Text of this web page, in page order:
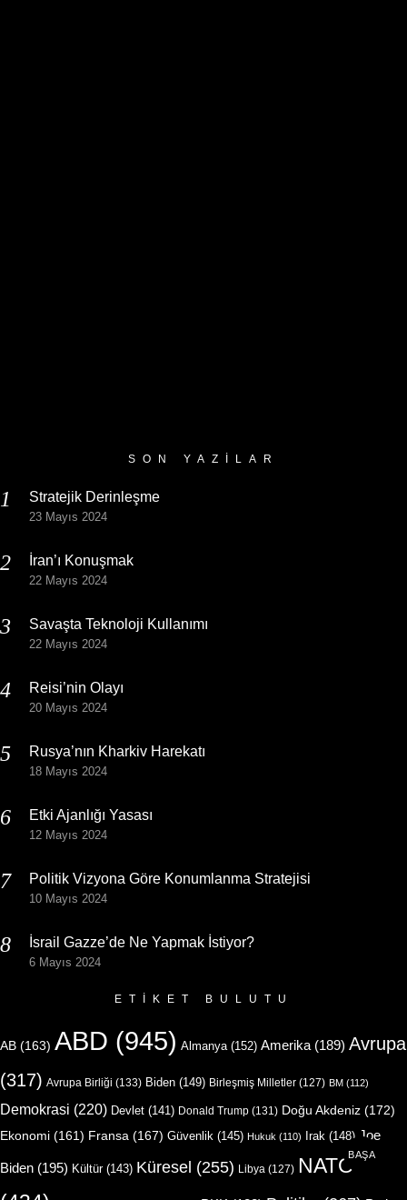
SON YAZILAR
Stratejik Derinleşme
23 Mayıs 2024
İran’ı Konuşmak
22 Mayıs 2024
Savaşta Teknoloji Kullanımı
22 Mayıs 2024
Reisi’nin Olayı
20 Mayıs 2024
Rusya’nın Kharkiv Harekatı
18 Mayıs 2024
Etki Ajanlığı Yasası
12 Mayıs 2024
Politik Vizyona Göre Konumlanma Stratejisi
10 Mayıs 2024
İsrail Gazze’de Ne Yapmak İstiyor?
6 Mayıs 2024
ETIKET BULUTU
AB (163) ABD (945) Almanya (152) Amerika (189) Avrupa
(317) Avrupa Birliği (133) Biden (149) Birleşmiş Milletler (127) BM (112)
Demokrasi (220) Devlet (141) Donald Trump (131) Doğu Akdeniz (172)
Ekonomi (161) Fransa (167) Güvenlik (145) Hukuk (110) Irak (148) Joe
Biden (195) Kültür(143) Küresel (255) Libya (127) NATOBAŞA